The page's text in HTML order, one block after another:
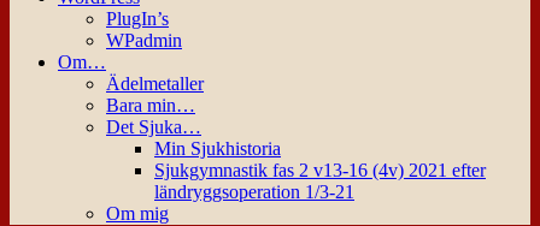
PlugIn’s
WPadmin
Om…
Ädelmetaller
Bara min…
Det Sjuka…
Min Sjukhistoria
Sjukgymnastik fas 2 v13-16 (4v) 2021 efter
ländryggsoperation 1/3-21
Om mig